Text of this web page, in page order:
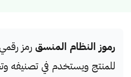
رموز النظام المنسق رمز
للمنتج ويستخدم في تصنيفه